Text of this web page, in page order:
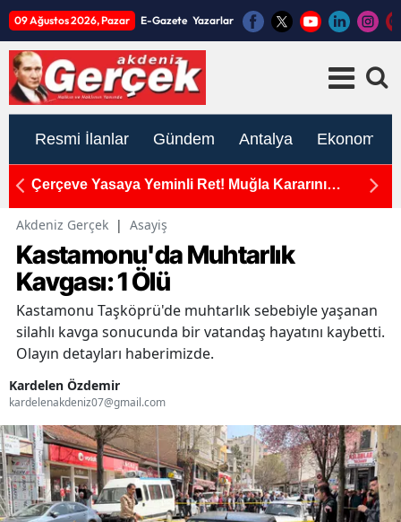
09 Ağustos 2026, Pazar E-Gazete Yazarlar
Resmi İlanlar Gündem Antalya Ekonomi
Çerçeve Yasaya Yeminli Ret! Muğla Kararını
Akdeniz Gerçek | Asayiş
Kastamonu'da Muhtarlık
Kavgası: 1 Ölü
Kastamonu Taşköprü'de muhtarlık sebebiyle yaşanan
silahlı kavga sonucunda bir vatandaş hayatını kaybetti.
Olayın detayları haberimizde.
Kardelen Özdemir
kardelenakdeniz07@gmail.com